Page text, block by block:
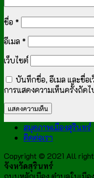
ชื่อ *
อีเมล *
เว็บไซต์
บันทึกชื่อ, อีเมล และชื่อ
การแสดงความเห็นครั้งถัดไ
สมุดภาพเมืองสุรินทร์
ติดต่อเรา
Copyright © 2021 All
จังหวัดสุรินทร์